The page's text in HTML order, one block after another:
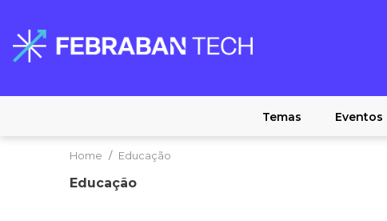
Temas Eventos
Home Educação
Educação